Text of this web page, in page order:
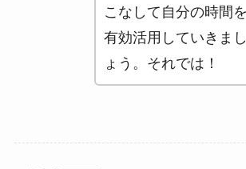
こなして自分の時間を
有効活用していきまし
ょう。それでは！